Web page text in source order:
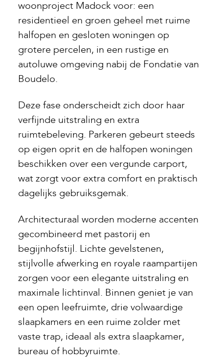
woonproject Madock voor: een
residentieel en groen geheel met ruime
halfopen en gesloten woningen op
grotere percelen, in een rustige en
autoluwe omgeving nabij de Fondatie van
Boudelo.
Deze fase onderscheidt zich door haar
verfijnde uitstraling en extra
ruimtebeleving. Parkeren gebeurt steeds
op eigen oprit en de halfopen woningen
beschikken over een vergunde carport,
wat zorgt voor extra comfort en praktisch
dagelijks gebruiksgemak.
Architecturaal worden moderne accenten
gecombineerd met pastorij en
begijnhofstijl. Lichte gevelstenen,
stijlvolle afwerking en royale raampartijen
zorgen voor een elegante uitstraling en
maximale lichtinval. Binnen geniet je van
een open leefruimte, drie volwaardige
slaapkamers en een ruime zolder met
vaste trap, ideaal als extra slaapkamer,
bureau of hobbyruimte.